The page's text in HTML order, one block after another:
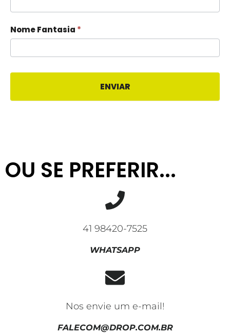
Nome Fantasia *
ENVIAR
OU SE PREFERIR...​
41 98420-7525
WHATSAPP
Nos envie um e-mail!
FALECOM@DROP.COM.BR